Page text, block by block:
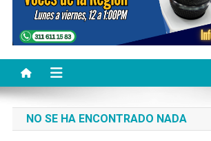
NO SE HA ENCONTRADO NADA